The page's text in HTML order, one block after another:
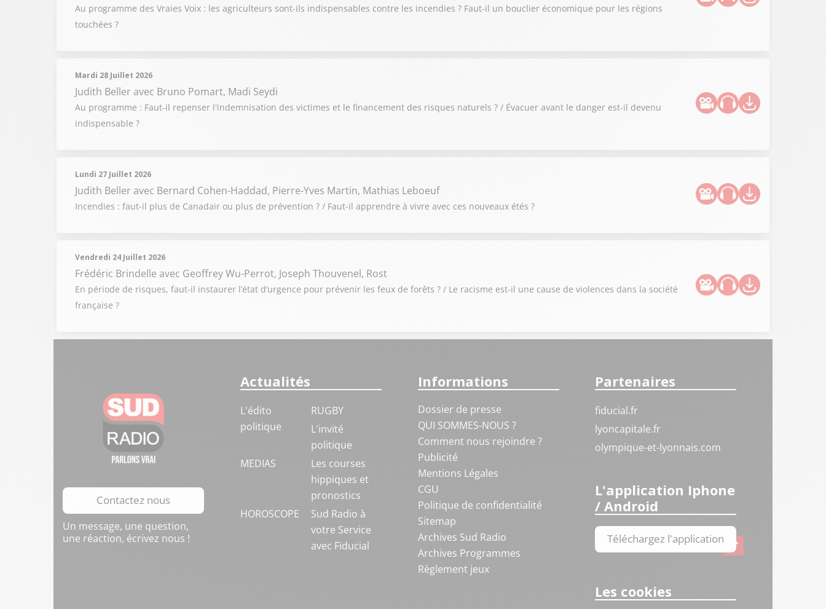
Au programme des Vraies Voix : les agriculteurs sont-ils indispensables contre les incendies ? Faut-il un bouclier économique pour les régions
touchées ?
Mardi 28 Juillet 2026
Judith Beller avec Bruno Pomart, Madi Seydi
Au programme : Faut-il repenser l'indemnisation des victimes et le financement des risques naturels ? / Évacuer avant le danger est-il devenu
indispensable ?
Lundi 27 Juillet 2026
Judith Beller avec Bernard Cohen-Haddad, Pierre-Yves Martin, Mathias Leboeuf
Incendies : faut-il plus de Canadair ou plus de prévention ? / Faut-il apprendre à vivre avec ces nouveaux étés ?
Vendredi 24 Juillet 2026
Frédéric Brindelle avec Geoffrey Wu-Perrot, Joseph Thouvenel, Rost
En période de risques, faut-il instaurer l’état d’urgence pour prévenir les feux de forêts ? / Le racisme est-il une cause de violences dans la société
française ?
Contactez nous
Un message, une question,
une réaction, écrivez nous !
Actualités
L'édito
politique
RUGBY
L'invité
politique
MEDIAS
Les courses
hippiques et
pronostics
HOROSCOPE
Sud Radio à
votre Service
avec Fiducial
Informations
Dossier de presse
QUI SOMMES-NOUS ?
Comment nous rejoindre ?
Publicité
Mentions Légales
CGU
Politique de confidentialité
Sitemap
Archives Sud Radio
Archives Programmes
Règlement jeux
Partenaires
fiducial.fr
lyoncapitale.fr
olympique-et-lyonnais.com
L'application Iphone
/ Android
Téléchargez l'application
Les cookies